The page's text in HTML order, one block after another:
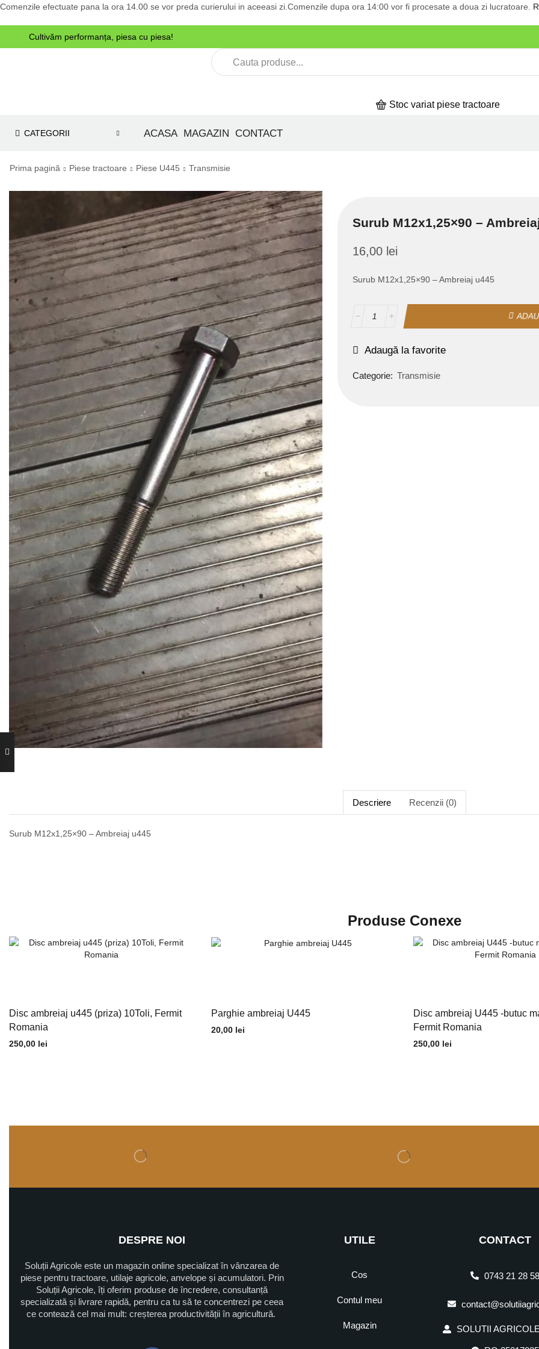
Comenzile efectuate pana la ora 14.00 se vor preda curierului in aceeasi zi.Comenzile dupa ora 14:00 vor fi procesate a doua zi lucratoare.
Cultivăm performanța, piesa cu piesa!
Stoc variat piese tractoare
CATEGORII ACASA MAGAZIN CONTACT
Prima pagină Piese tractoare Piese U445 Transmisie
Surub M12x1,25×90 –
16,00 lei
Surub M12x1,25×90 – Ambreiaj u445
Adaugă la favorite
Categorie: Transmisie
Descriere Recenzii (0)
Surub M12x1,25×90 – Ambreiaj u445
Produse Conexe
Disc ambreiaj u445 (priza) 10Toli, Fermit
Romania
250,00 lei
Parghie ambreiaj U445
20,00 lei
Disc ambreiaj U445 -butuc
Fermit Romania
250,00 lei
DESPRE NOI
Soluții Agricole este un magazin online specializat în vânzarea de
piese pentru tractoare, utilaje agricole, anvelope și acumulatori. Prin
Soluții Agricole, îți oferim produse de încredere, consultanță
specializată și livrare rapidă, pentru ca tu să te concentrezi pe ceea
ce contează cel mai mult: creșterea productivității în agricultură.
UTILE
Cos
Contul meu
Magazin
CONTACT
0743 21 28 58
SOLUTII